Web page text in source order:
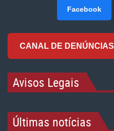
Facebook
CANAL DE DENÚNCIAS
Avisos Legais
Últimas notícias